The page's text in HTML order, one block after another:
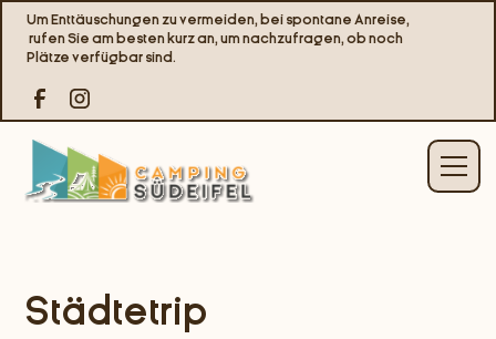
Um Enttäuschungen zu vermeiden, bei spontane Anreise,
rufen Sie am besten kurz an, um nachzufragen, ob noch
Plätze verfügbar sind.
Städtetrip